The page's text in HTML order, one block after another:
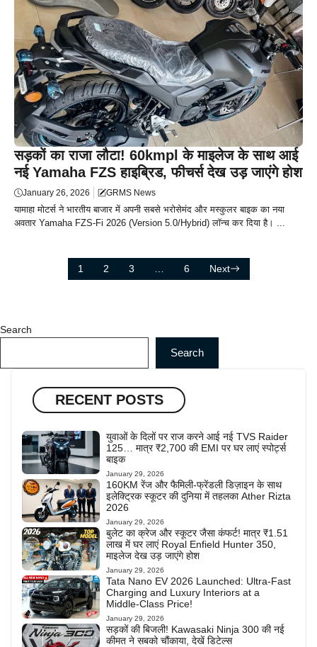
सड़कों का राजा लौटा! 60kmpl के माइलेज के साथ आई
नई Yamaha FZS हाइब्रिड, फीचर्स देख उड़ जाएंगे होश
January 26, 2026 GRMS News
यामाहा मोटर्स ने भारतीय बाजार में अपनी सबसे भरोसेमंद और मस्कुलर बाइक का नया
अवतार Yamaha FZS-Fi 2026 (Version 5.0/Hybrid) लॉन्च कर दिया है। ...
1 2 3 6 Next
Search
Search
RECENT POSTS
युवाओं के दिलों पर राज करने आई नई TVS Raider
125… मात्र ₹2,700 की EMI पर घर लाएं स्पोर्ट्स
बाइक
January 29, 2026
160KM रेंज और फैमिली-फ्रेंडली डिज़ाइन के साथ
इलेक्ट्रिक स्कूटर की दुनिया में तहलका Ather Rizta
2026
January 29, 2026
बुलेट का क्रेज और स्कूटर जैसा कंफर्ट! मात्र ₹1.51
लाख में घर लाएं Royal Enfield Hunter 350,
माइलेज देख उड़ जाएंगे होश
January 29, 2026
Tata Nano EV 2026 Launched: Ultra-Fast
Charging and Luxury Interiors at a
Middle-Class Price!
January 29, 2026
सड़कों की बिजली! Kawasaki Ninja 300 की नई
कीमत ने सबको चौंकाया, देखें डिटेल्स